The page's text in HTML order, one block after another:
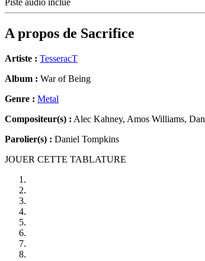
Piste audio inclue
A propos de Sacrifice
Artiste : TesseracT
Album : War of Being
Genre : Metal
Compositeur(s) : Alec Kahney, Amos Williams,
Parolier(s) : Daniel Tompkins
JOUER CETTE TABLATURE